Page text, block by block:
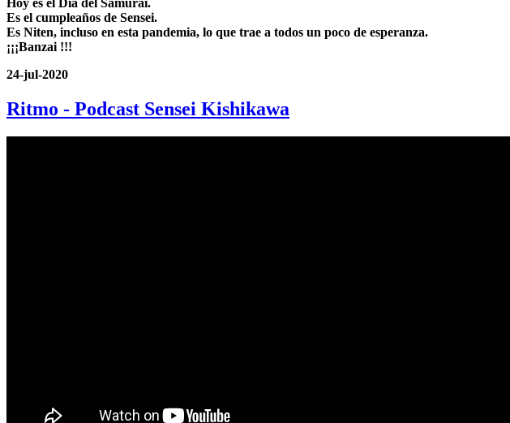
Hoy es el Día del Samurái.
Es el cumpleaños de Sensei.
Es Niten, incluso en esta pandemia, lo que trae a todos un poco de esperanza.
¡¡¡Banzai !!!
24-jul-2020
Ritmo - Podcast Sensei Kishikawa